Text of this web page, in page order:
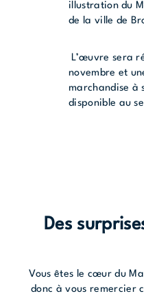
illustration du
de la ville de
L’œuvre sera
novembre et
marchandise à
disponible au
Des
Vous êtes le cœur du
donc à vous remercier